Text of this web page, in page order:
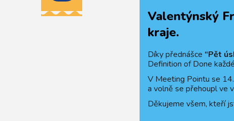
Valentýnský
kraje.
Díky přednášce “Pět
Definition of Done
V Meeting Pointu se
a volně se přehoupl ve
Děkujeme všem, kteří